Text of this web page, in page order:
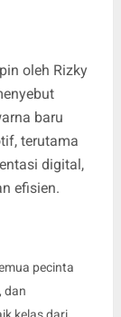
oleh Rizky
baru
terutama
digital,
efisien.
pecinta
dan